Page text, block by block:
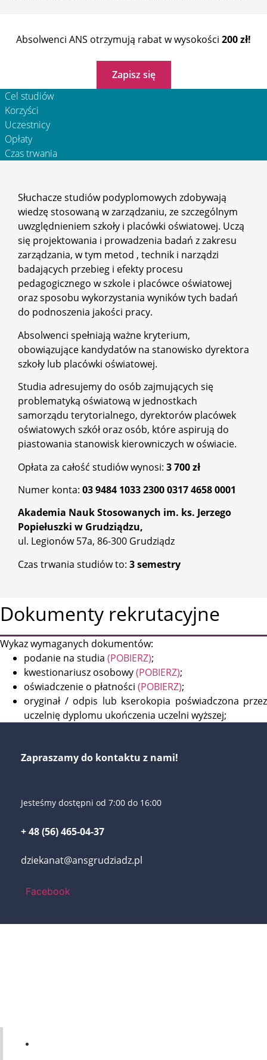
Absolwenci ANS otrzymują rabat w wysokości 200 zł!
Zapisz się
Cel studiów
Korzyści
Uczestnicy
Opłaty
Czas trwania
Słuchacze studiów podyplomowych zdobywają
wiedzę stosowaną w zarządzaniu, ze szczególnym
uwzględnieniem szkoły i placówki oświatowej. Uczą
się projektowania i prowadzenia badań z zakresu
zarządzania, w tym metod , technik i narządzi
badających przebieg i efekty procesu
pedagogicznego w szkole i placówce oświatowej
oraz sposobu wykorzystania wyników tych badań
do podnoszenia jakości pracy.
Absolwenci spełniają ważne kryterium,
obowiązujące kandydatów na stanowisko dyrektora
szkoły lub placówki oświatowej.
Studia adresujemy do osób zajmujących się
problematyką oświatową w jednostkach
samorządu terytorialnego, dyrektorów placówek
oświatowych szkół oraz osób, które aspirują do
piastowania stanowisk kierowniczych w oświacie.
Opłata za całość studiów wynosi: 3 700 zł
Numer konta: 03 9484 1033 2300 0317 4658 0001
Akademia Nauk Stosowanych im. ks. Jerzego
Popiełuszki w Grudziądzu,
ul. Legionów 57a, 86-300 Grudziądz
Czas trwania studiów to: 3 semestry
Dokumenty rekrutacyjne
Wykaz wymaganych dokumentów:
podanie na studia (POBIERZ);
kwestionariusz osobowy(POBIERZ);
oświadczenie o płatności (POBIERZ);
oryginał / odpis lub kserokopia poświadczona przez
uczelnię dyplomu ukończenia uczelni wyższej;
Zapraszamy do kontaktu z nami!
Jesteśmy dostępni od 7:00 do 16:00
+ 48 (56) 465-04-37
dziekanat@ansgrudziadz.pl
Facebook